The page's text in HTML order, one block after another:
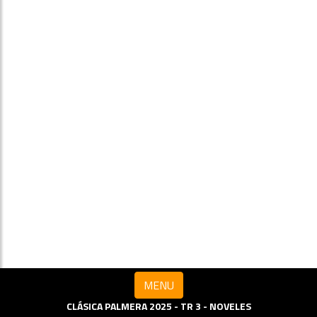
MENU
CLÁSICA PALMERA 2025 - TR 3 - NOVELES